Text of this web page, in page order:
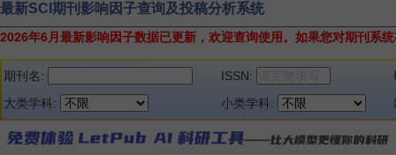
最新SCI期刊影响因子查询及投稿分析系统
2026年6月最新影响因子数据已更新，欢迎查询使用。 如果您对期刊系
期刊名: ISSN:
大类学科:
小类学科: